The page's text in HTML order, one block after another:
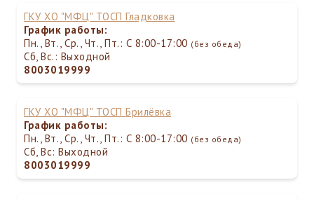
ГКУ ХО "МФЦ" ТОСП Гладковка
График работы:
Пн., Вт., Ср., Чт., Пт.: С 8:00-17:00 (без обеда)
Сб, Вс.: Выходной
8003019999
ГКУ ХО "МФЦ" ТОСП Брилёвка
График работы:
Пн., Вт., Ср., Чт., Пт.: С 8:00-17:00 (без обеда)
Сб, Вс: Выходной
8003019999